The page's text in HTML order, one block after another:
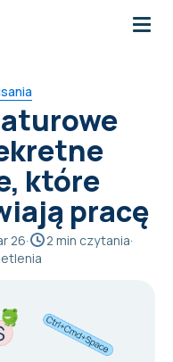
które
pracę
26· 2 min czytania·